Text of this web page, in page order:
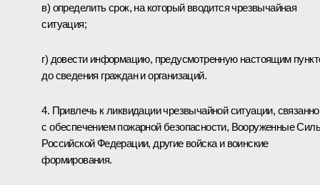
в) определить срок, на который вводится чрезвычайная
ситуация;
г) довести информацию, предусмотренную настоящим
до сведения граждан и организаций.
4. Привлечь к ликвидации чрезвычайной ситуации,
с обеспечением пожарной безопасности, Вооруженные
Российской Федерации, другие войска и воинские
формирования.